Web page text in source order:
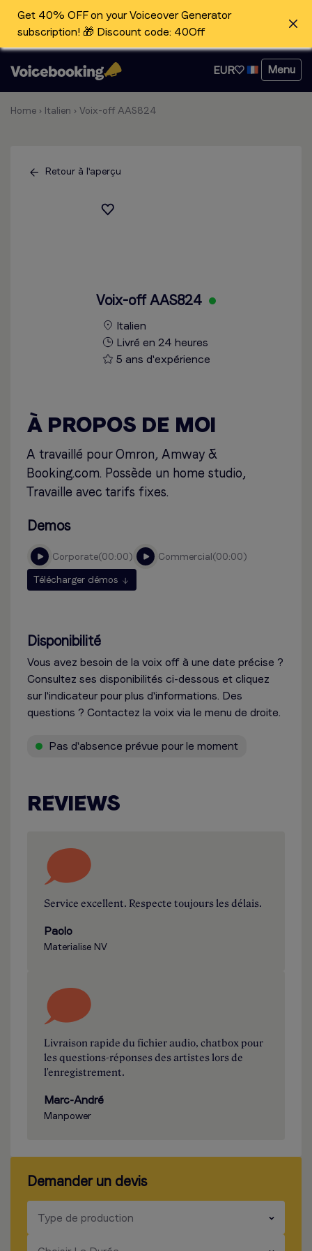
Get 40% OFF on your Voiceover Generator
subscription! 🎁 Discount code: 40Off
EUR Menu
Home › Italien › Voix-off AAS824
Retour à l'aperçu
Voix-off AAS824
Italien
Livré en 24 heures
5 ans d'expérience
À PROPOS DE MOI
A travaillé pour Omron, Amway &
Booking.com. Possède un home studio,
Travaille avec tarifs fixes.
Demos
corporate 00:00 commercial 00:00
Télécharger démos
Disponibilité
Vous avez besoin de la voix off à une date précise ?
Consultez ses disponibilités ci-dessous et cliquez
sur l'indicateur pour plus d'informations. Des
questions ? Contactez la voix via le menu de droite.
Pas d'absence prévue pour le moment
REVIEWS
Service excellent. Respecte toujours les délais.
Paolo
Materialise NV
Livraison rapide du fichier audio, chatbox pour
les questions-réponses des artistes lors de
l'enregistrement.
Marc-André
Manpower
Demander un devis
Type de production
​​​